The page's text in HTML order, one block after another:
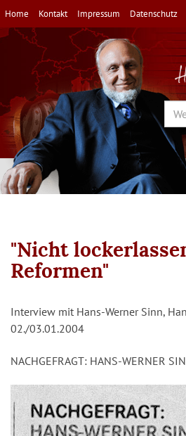
Direkt
zum
Inhalt
Home Kontakt Impressum Datenschutz
"Nicht
Reformen"
Interview mit Hans-Werner Sinn,
02./03.01.2004
NACHGEFRAGT: HANS-WERNER